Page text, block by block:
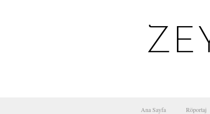
Ana Sayfa Röportaj